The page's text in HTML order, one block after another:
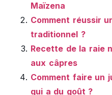
Maïzena
Comment réussir
traditionnel ?
Recette de la raie
aux câpres
Comment faire un
qui a du goût ?